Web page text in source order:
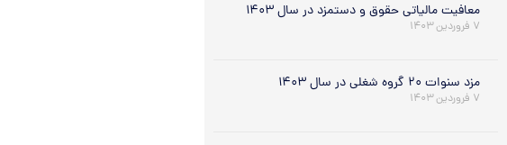
معافیت مالیاتی حقوق و دستمزد در سال ۱۴۰۳
۷ فروردین ۱۴۰۳
مزد سنوات ۲۰ گروه شغلی در سال ۱۴۰۳
۷ فروردین ۱۴۰۳